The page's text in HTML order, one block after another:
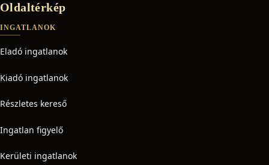
Oldaltérkép
INGATLANOK
Eladó ingatlanok
Kiadó ingatlanok
Részletes kereső
Ingatlan figyelő
Kerületi ingatlanok